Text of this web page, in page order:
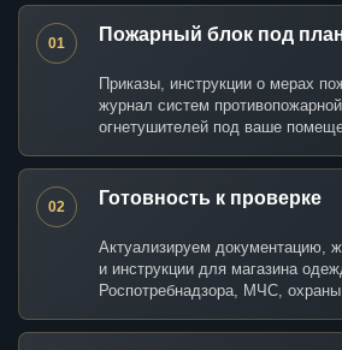
01 Пожарный блок под
Приказы, инструкции о мерах
журнал систем
огнетушителей под ваше
02 Готовность к проверке
Актуализируем документацию,
и инструкции для магазина
Роспотребнадзора, МЧС,